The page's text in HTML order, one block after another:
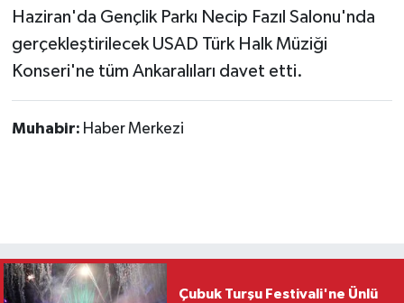
Haziran'da Gençlik Parkı Necip Fazıl Salonu'nda
gerçekleştirilecek USAD Türk Halk Müziği
Konseri'ne tüm Ankaralıları davet etti.
Muhabir: Haber Merkezi
Çubuk Turşu Festivali'ne Ünlü